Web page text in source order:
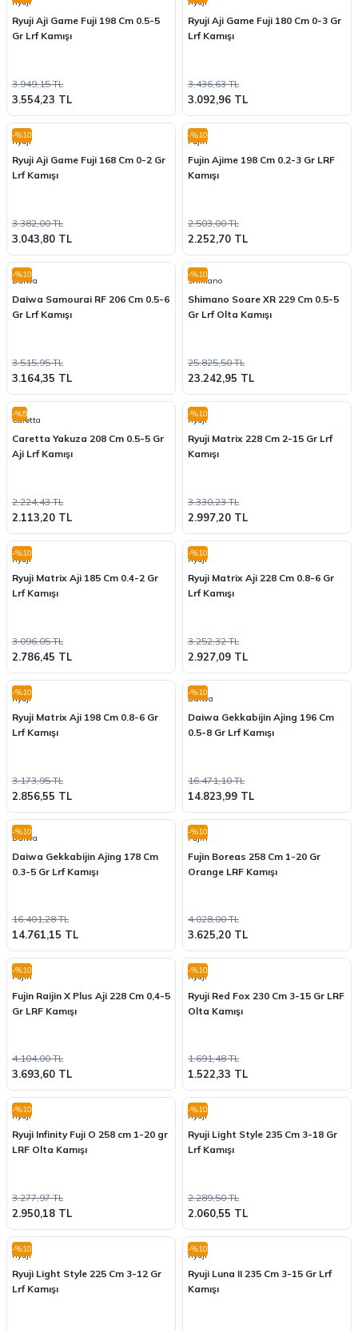
Ryuji
Ryuji Aji Game Fuji 198 Cm 0.5-5
Gr Lrf Kamışı
3.949,15 TL
3.554,23 TL
Ryuji
Ryuji Aji Game Fuji 180 Cm 0-3 Gr
Lrf Kamışı
3.436,63 TL
3.092,96 TL
-%10
Ryuji
Ryuji Aji Game Fuji 168 Cm 0-2 Gr
Lrf Kamışı
3.382,00 TL
3.043,80 TL
-%10
Fujin
Fujin Ajime 198 Cm 0.2-3 Gr LRF
Kamışı
2.503,00 TL
2.252,70 TL
-%10
Daiwa
Daiwa Samourai RF 206 Cm 0.5-6
Gr Lrf Kamışı
3.515,95 TL
3.164,35 TL
-%10
Shimano
Shimano Soare XR 229 Cm 0.5-5
Gr Lrf Olta Kamışı
25.825,50 TL
23.242,95 TL
-%5
Caretta
Caretta Yakuza 208 Cm 0.5-5 Gr
Aji Lrf Kamışı
2.224,43 TL
2.113,20 TL
-%10
Ryuji
Ryuji Matrix 228 Cm 2-15 Gr Lrf
Kamışı
3.330,23 TL
2.997,20 TL
-%10
Ryuji
Ryuji Matrix Aji 185 Cm 0.4-2 Gr
Lrf Kamışı
3.096,05 TL
2.786,45 TL
-%10
Ryuji
Ryuji Matrix Aji 228 Cm 0.8-6 Gr
Lrf Kamışı
3.252,32 TL
2.927,09 TL
-%10
Ryuji
Ryuji Matrix Aji 198 Cm 0.8-6 Gr
Lrf Kamışı
3.173,95 TL
2.856,55 TL
-%10
Daiwa
Daiwa Gekkabijin Ajing 196 Cm
0.5-8 Gr Lrf Kamışı
16.471,10 TL
14.823,99 TL
-%10
Daiwa
Daiwa Gekkabijin Ajing 178 Cm
0.3-5 Gr Lrf Kamışı
16.401,28 TL
14.761,15 TL
-%10
Fujin
Fujin Boreas 258 Cm 1-20 Gr
Orange LRF Kamışı
4.028,00 TL
3.625,20 TL
-%10
Fujin
Fujin Raijin X Plus Aji 228 Cm 0,4-5
Gr LRF Kamışı
4.104,00 TL
3.693,60 TL
-%10
Ryuji
Ryuji Red Fox 230 Cm 3-15 Gr LRF
Olta Kamışı
1.691,48 TL
1.522,33 TL
-%10
Ryuji
Ryuji Infinity Fuji O 258 cm 1-20 gr
LRF Olta Kamışı
3.277,97 TL
2.950,18 TL
-%10
Ryuji
Ryuji Light Style 235 Cm 3-18 Gr
Lrf Kamışı
2.289,50 TL
2.060,55 TL
-%10
Ryuji
Ryuji Light Style 225 Cm 3-12 Gr
Lrf Kamışı
-%10
Ryuji
Ryuji Luna II 235 Cm 3-15 Gr Lrf
Kamışı